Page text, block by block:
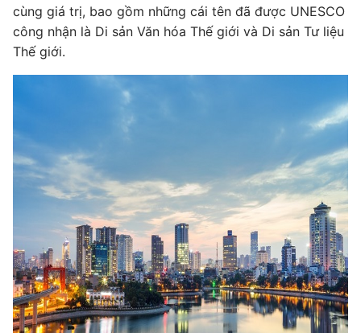
cùng giá trị, bao gồm những cái tên đã được UNESCO
công nhận là Di sản Văn hóa Thế giới và Di sản Tư liệu
Thế giới.